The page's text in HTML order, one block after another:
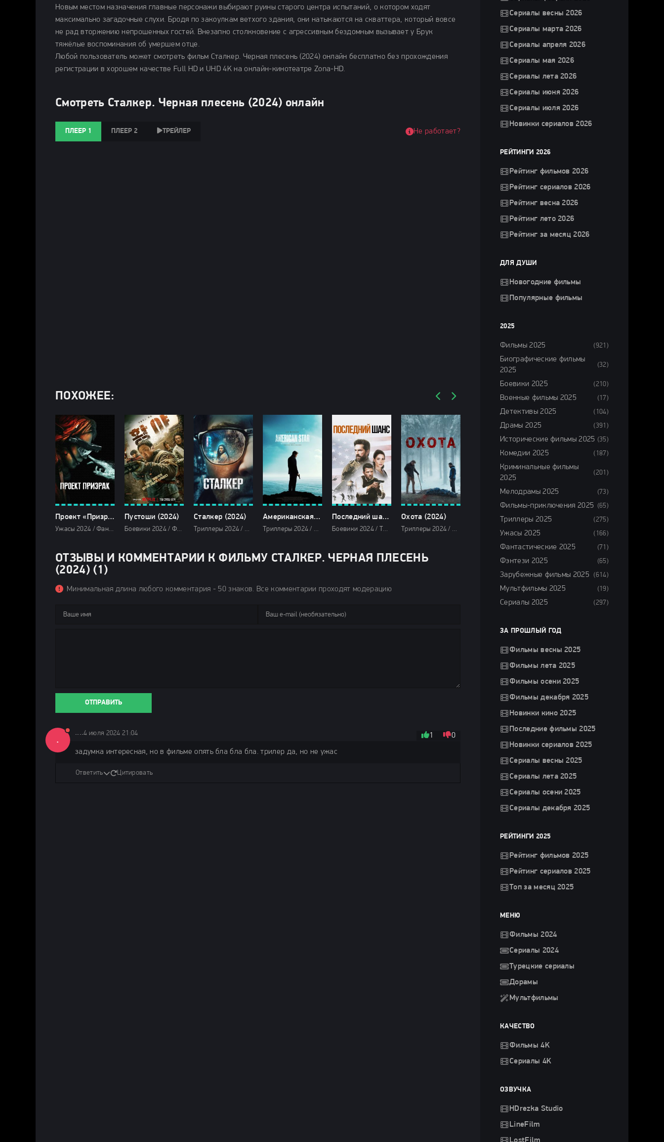
Новым местом назначения главные персонажи выбирают руины старого центра испытаний, о котором ходят
максимально загадочные слухи. Бродя по закоулкам ветхого здания, они натыкаются на скваттера, который вовсе
не рад вторжению непрошенных гостей. Внезапно столкновение с агрессивным бездомным вызывает у Брук
тяжёлые воспоминания об умершем отце.
Любой пользователь может смотреть фильм Сталкер. Черная плесень (2024) онлайн бесплатно без прохождения
регистрации в хорошем качестве Full HD и UHD 4K на онлайн-кинотеатре Zona-HD.
Смотреть Сталкер. Черная плесень (2024) онлайн
ПЛЕЕР 1 ПЛЕЕР 2 ТРЕЙЛЕР Не работает?
ПОХОЖЕЕ:
Проект «Призрак» (2024)
Ужасы 2024 / Фантастические 2024 / Фэнтези фильмы 2024 / Зарубежные фильмы 2024 / Новинки кино 2024 / Последние фильмы 2024 / Фильмы лета 2024 / Фильмы 2024 / Популярные фильмы / Смотреть фильмы онлайн
Пустоши (2024)
Боевики 2024 / Фантастические 2024 / Зарубежные фильмы 2024 / Новинки кино 2024 / Последние фильмы 2024 / Фильмы весны 2024 / Дорамы / Фильмы 2024 / Смотреть фильмы онлайн
Сталкер (2024)
Триллеры 2024 / Ужасы 2024 / Зарубежные фильмы 2024 / Новинки кино 2024 / Последние фильмы 2024 / Фильмы 2024 / Популярные фильмы / Смотреть фильмы онлайн
Американская звезда (2024)
Триллеры 2024 / Зарубежные фильмы 2024 / Новинки кино 2024 / Последние фильмы 2024 / Фильмы 2024 / Смотреть фильмы онлайн
Последний шанс (2024)
Боевики 2024 / Триллеры 2024 / Зарубежные фильмы 2024 / Новинки кино 2024 / Последние фильмы 2024 / Фильмы весны 2024 / Фильмы 4K / Фильмы 2024 / Смотреть фильмы онлайн
Охота (2024)
Триллеры 2024 / Зарубежные фильмы 2024 / Новинки кино 2024 / Последние фильмы 2024 / Фильмы лета 2024 / Фильмы 2024 / Популярные фильмы / Смотреть фильмы онлайн
ОТЗЫВЫ И КОММЕНТАРИИ К ФИЛЬМУ СТАЛКЕР. ЧЕРНАЯ ПЛЕСЕНЬ
(2024) (1)
Минимальная длина любого комментария - 50 знаков. Все комментарии проходят модерацию
ОТПРАВИТЬ
.
....4 июля 2024 21:04 1 0
задумка интересная, но в фильме опять бла бла бла. трилер да, но не ужас
Ответить Цитировать
Сериалы весны 2026
Сериалы марта 2026
Сериалы апреля 2026
Сериалы мая 2026
Сериалы лета 2026
Сериалы июня 2026
Сериалы июля 2026
Новинки сериалов 2026
РЕЙТИНГИ 2026
Рейтинг фильмов 2026
Рейтинг сериалов 2026
Рейтинг весна 2026
Рейтинг лето 2026
Рейтинг за месяц 2026
ДЛЯ ДУШИ
Новогодние фильмы
Популярные фильмы
2025
Фильмы 2025 (921)
Биографические фильмы
2025
(32)
Боевики 2025 (210)
Военные фильмы 2025 (17)
Детективы 2025 (104)
Драмы 2025 (391)
Исторические фильмы 2025 (35)
Комедии 2025 (187)
Криминальные фильмы
2025
(201)
Мелодрамы 2025 (73)
Фильмы-приключения 2025 (65)
Триллеры 2025 (275)
Ужасы 2025 (166)
Фантастические 2025 (71)
Фэнтези 2025 (65)
Зарубежные фильмы 2025 (614)
Мультфильмы 2025 (19)
Сериалы 2025 (297)
ЗА ПРОШЛЫЙ ГОД
Фильмы весны 2025
Фильмы лета 2025
Фильмы осени 2025
Фильмы декабря 2025
Новинки кино 2025
Последние фильмы 2025
Новинки сериалов 2025
Сериалы весны 2025
Сериалы лета 2025
Сериалы осени 2025
Сериалы декабря 2025
РЕЙТИНГИ 2025
Рейтинг фильмов 2025
Рейтинг сериалов 2025
Топ за месяц 2025
МЕНЮ
Фильмы 2024
Сериалы 2024
Турецкие сериалы
Дорамы
Мультфильмы
КАЧЕСТВО
Фильмы 4K
Сериалы 4K
ОЗВУЧКА
HDrezka Studio
LineFilm